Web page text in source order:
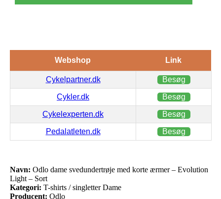
Webshop Link
Cykelpartner.dk Besøg
Cykler.dk Besøg
Cykelexperten.dk Besøg
Pedalatleten.dk Besøg
Navn: Odlo dame svedundertrøje med korte ærmer – Evolution
Light – Sort
Kategori: T-shirts / singletter Dame
Producent: Odlo